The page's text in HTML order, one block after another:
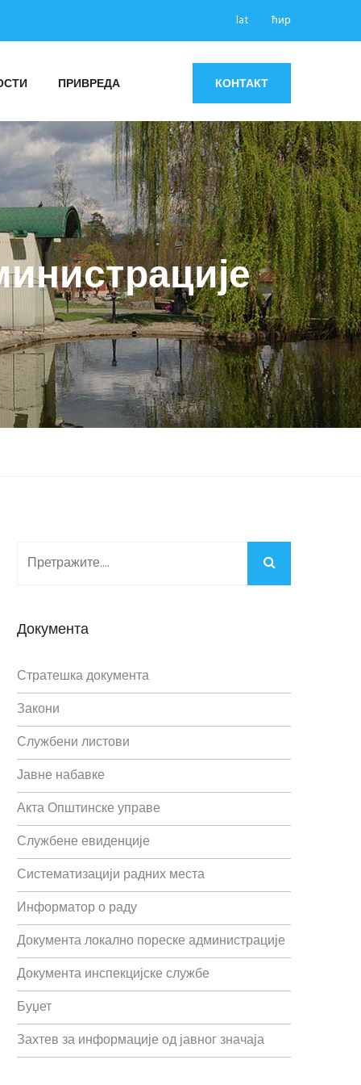
lat ћир
ПРИВРЕДА КОНТАКТ
Документа
Стратешка документа
Закони
Службени листови
Јавне набавке
Акта Општинске управе
Службене евиденције
Систематизацији радних места
Информатор о раду
Документа локално пореске администрације
Документа инспекцијске службе
Буџет
Захтев за информације од јавног значаја